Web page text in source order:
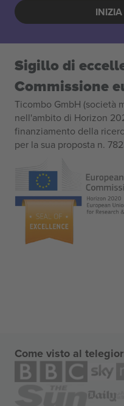
Sigillo di
Commissione
Ticombo GmbH (società
nell'ambito di Horizon
finanziamento della
per la sua proposta n.
Come visto al